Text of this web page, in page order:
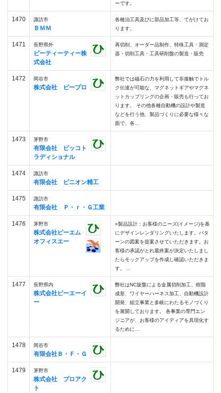
ーです。
1470 諏訪市
ＢＭＭ
各種治工具及びに部品加工等、てがけてお
ります。
1471 長野県外
ビーティーティー株
式会社
再切削、オーダー品制作、特殊工具・測定
器・切削工具・工具研削盤の製造・販売
1472 岡谷市
株式会社 ビープロ
弊社では磁石の力を利用して非接触でトル
ク伝達が可能な、マグネットギアやマグネ
ットカップリングの企画・販売も行ってお
ります。 その他各種自動機の設計や製造
などを行う他、製品づくりに必要な様々な
面で、各...
1473 茅野市
有限会社 ピッコト
ラディショナル
1474 諏訪市
有限会社 ピニオン精工
1475 諏訪市
有限会社 Ｐ・ｒ・Ｇ工業
1476 茅野市
株式会社ピーエム
オフィスエー
○製品設計：お客様のニーズ(イメージ)を基
にデザインレンダリングいたします。パタ
ーンの図案を提案させていただきます。お
客様の承認がとれ最終案が決定いたしまし
たらモックアップを作成し確認いただきま
す。 ...
1477 長野県内
株式会社ピーエーイ
ー
弊社はNC旋盤による金属切削加工、樹脂
成形、ワイヤーハーネス加工、自動機設計
開発、組立事業と多岐にわたるモノづくり
を展開しております。 各事業の専門エン
ジニアが、お客様のアイディアを具現化す
るために...
1478 岡谷市
有限会社Ｂ・Ｆ・Ｇ
1479 茅野市
株式会社 プロアク
ト